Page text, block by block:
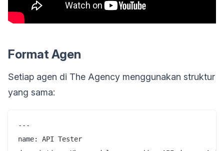
Format Agen
Setiap agen di The Agency menggunakan struktur
yang sama:
---
name: API Tester